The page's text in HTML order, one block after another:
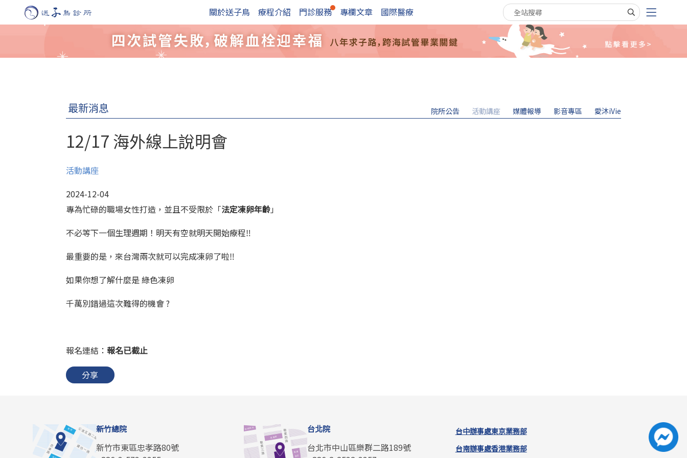
關於送子鳥 療程介紹 門診服務 專欄文章 國際醫療 搜尋關鍵字
最新消息 院所公告 活動講座 媒體報導 影音專區 愛沐iVie
12/17 海外線上說明會
活動講座
2024-12-04
專為忙碌的職場女性打造，並且不受限於「法定凍卵年齡」
不必等下一個生理週期！明天有空就明天開始療程‼️
最重要的是，來台灣兩次就可以完成凍卵了啦‼️
如果你想了解什麼是 綠色凍卵
千萬別錯過這次難得的機會 ?
報名連結： 報名已截止
分享
新竹總院
新竹市東區忠孝路80號
台北院
台北市中山區樂群二路189號
台中辦事處
台南辦事處
東京業務部
香港業務部